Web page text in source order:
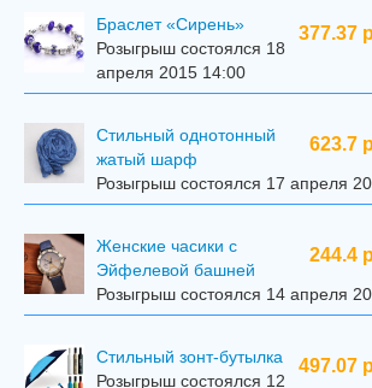
377.37
Браслет «Сирень»
Розыгрыш состоялся 18
апреля 2015 14:00
623.7
Стильный однотонный
жатый шарф
Розыгрыш состоялся 17 апреля
244.4
Женские часики с
Эйфелевой башней
Розыгрыш состоялся 14 апреля
497.07
Стильный зонт-бутылка
Розыгрыш состоялся 12